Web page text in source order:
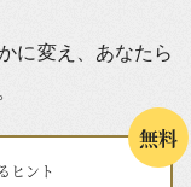
に変え、あなたら
無料
ヒント